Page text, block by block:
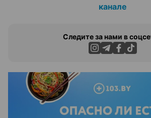
канале
Следите за нами в